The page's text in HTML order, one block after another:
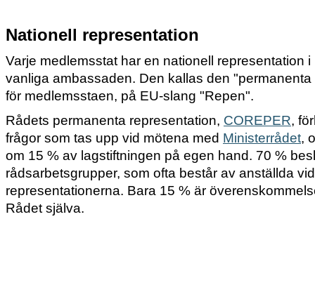
Nationell representation
Varje medlemsstat har en nationell representation
vanliga ambassaden. Den kallas den
för medlemsstaen, på EU-slang "Repen".
Rådets permanenta representation, COREPER,
frågor som tas upp vid mötena med Ministerrådet,
om 15 % av lagstiftningen på egen hand. 70 %
rådsarbetsgrupper, som ofta består av anställda
representationerna. Bara 15 % är
Rådet själva.